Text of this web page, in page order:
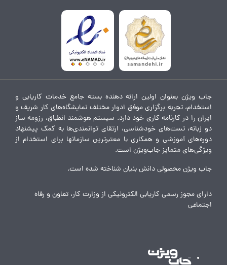
جاب ویژن بعنوان اولین ارائه دهنده بسته جامع خدمات کاریابی و
استخدام، تجربه برگزاری موفق ادوار مختلف نمایشگاه‌های کار شریف و
ایران را در کارنامه کاری خود دارد. سیستم هوشمند انطباق، رزومه ساز
دو زبانه، تست‌های خودشناسی، ارتقای توانمندی‌ها به کمک پیشنهاد
دوره‌های آموزشی و همکاری با معتبرترین سازمانها برای استخدام از
ویژگی‌های متمایز جاب‌ویژن است.
جاب ویژن محصولی دانش بنیان شناخته شده است.
دارای مجوز رسمی کاریابی الکترونیکی از وزارت کار، تعاون و رفاه
اجتماعی